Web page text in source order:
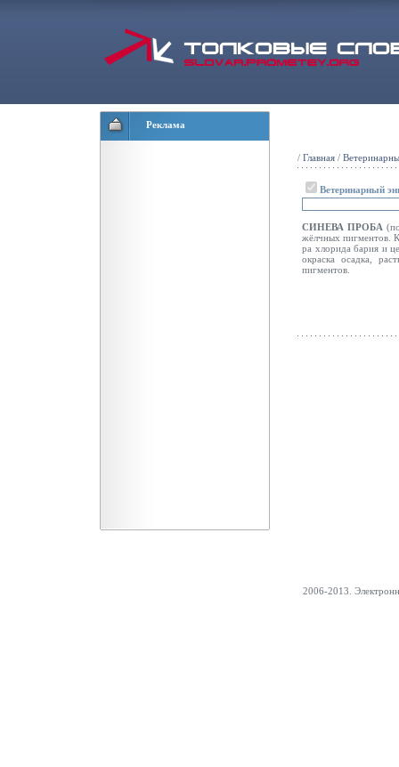
Реклама
/ Главная /
Ветеринарный
СИНЕВА ПРОБА
жёлчных пигментов.
ра хлорида бария и
окраска осадка,
пигментов.
2006-2013.